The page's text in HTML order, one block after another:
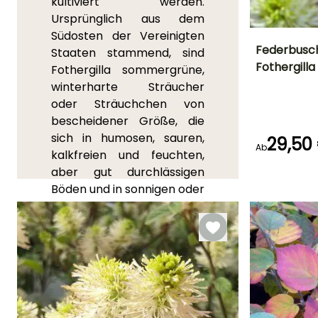
Ursprünglich aus dem
Südosten der Vereinigten
Staaten stammend, sind
Fothergilla sommergrüne,
winterharte Sträucher
oder Sträuchchen von
bescheidener Größe, die
sich in humosen, sauren,
kalkfreien und feuchten,
aber gut durchlässigen
Böden und in sonnigen oder
halbschattigen Lagen
wohlfühlen. Im Frühling
schmücken sie sich mit
aufrechten Blütenähren an
den Enden der Zweige, die
wie kleine weiße Bürsten
aussehen und Insekten
Blütezeit
Ab